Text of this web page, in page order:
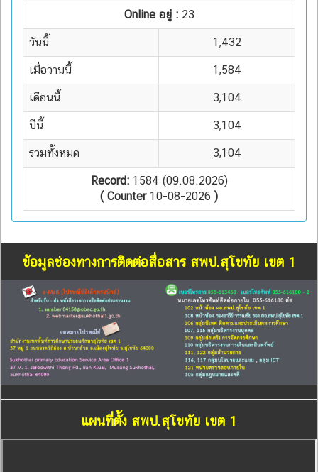
Online อยู่ : 23
วันนี้ 1,432
เมื่อวานนี้ 1,584
เดือนนี้ 3,104
ปีนี้ 3,104
รวมทั้งหมด 3,104
Record:1584 (09.08.2026)
( Counter10-08-2026 )
ข้อมูลช่องทางการติดต่อสื่อสาร สพป.สุโขทัย เขต 1
แผนที่ตั้ง สพป.สุโขทัย เขต 1